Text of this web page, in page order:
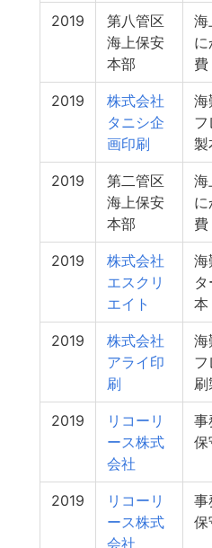
2019
第八管区
海上保安
本部
海
に
2019
株式会社
タニシ企
画印刷
海
製
2019
第二管区
海上保安
本部
海
に
2019
株式会社
エスクリ
エイト
海
本
2019
株式会社
アライ印
刷
海
刷
2019
リコーリ
ース株式
会社
事
保
2019
リコーリ
ース株式
会社
事
保